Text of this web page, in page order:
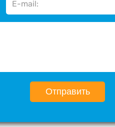
Отправить